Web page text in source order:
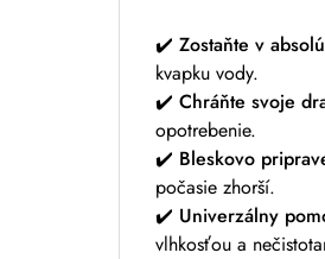
✔️ Zostaňte v
kvapku vody.
✔️ Chráňte svoje
opotrebenie.
✔️ Bleskovo
počasie zhorší.
✔️ Univerzálny
vlhkosťou a